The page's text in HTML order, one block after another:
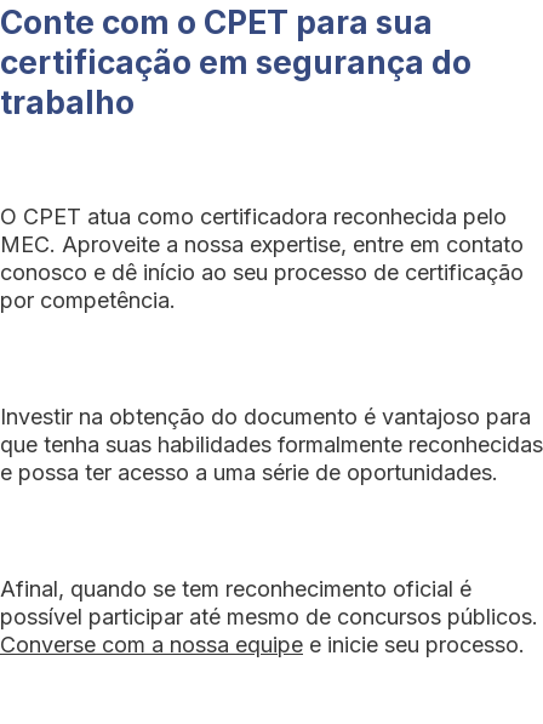
Conte com o CPET para sua
certificação em segurança do
trabalho
O CPET atua como certificadora reconhecida pelo
MEC. Aproveite a nossa expertise, entre em contato
conosco e dê início ao seu processo de certificação
por competência.
Investir na obtenção do documento é vantajoso para
que tenha suas habilidades formalmente reconhecidas
e possa ter acesso a uma série de oportunidades.
Afinal, quando se tem reconhecimento oficial é
possível participar até mesmo de concursos públicos.
Converse com a nossa equipe e inicie seu processo.